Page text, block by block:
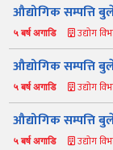
औद्योगिक सम्पत्ति
५ बर्ष अगाडि उद्योग
औद्योगिक सम्पत्ति
५ बर्ष अगाडि उद्योग
औद्योगिक सम्पत्ति
५ बर्ष अगाडि उद्योग